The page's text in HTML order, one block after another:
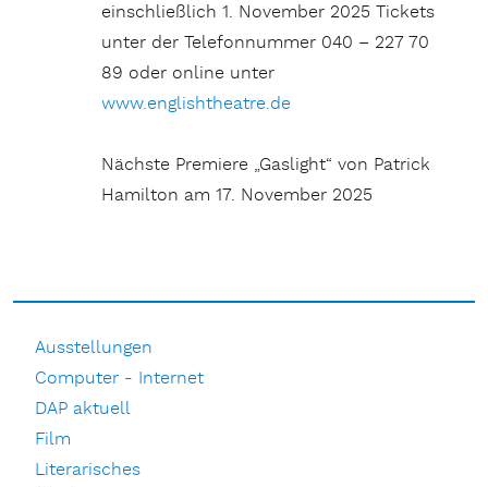
einschließlich 1. November 2025 Tickets
unter der Telefonnummer 040 – 227 70
89 oder online unter
www.englishtheatre.de
Nächste Premiere „Gaslight“ von Patrick
Hamilton am 17. November 2025
Ausstellungen
Computer - Internet
DAP aktuell
Film
Literarisches